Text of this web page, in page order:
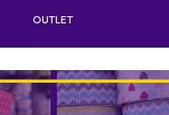
OUTLET